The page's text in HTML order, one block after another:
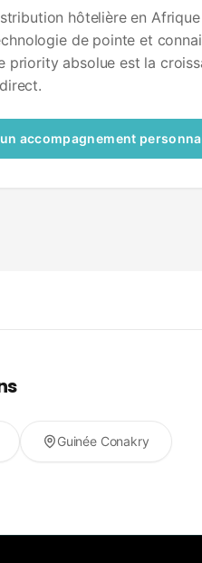
hôtelière en
de pointe et
priority absolue est la
accompagnement
Guinée Conakry